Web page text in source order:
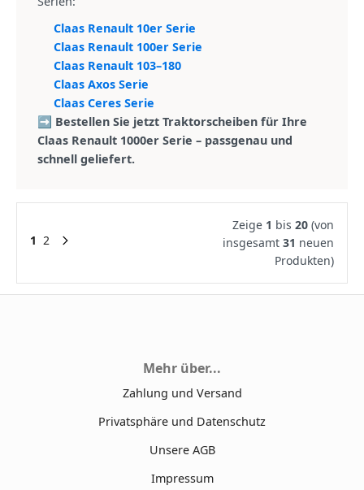
Claas Renault 10er Serie
Claas Renault 100er Serie
Claas Renault 103–180
Claas Axos Serie
Claas Ceres Serie
➡️ Bestellen Sie jetzt Traktorscheiben für Ihre
Claas Renault 1000er Serie – passgenau und
schnell geliefert.
1 2
Zeige 1 bis 20 (von
insgesamt 31 neuen
Produkten)
Mehr über...
Zahlung und Versand
Privatsphäre und Datenschutz
Unsere AGB
Impressum